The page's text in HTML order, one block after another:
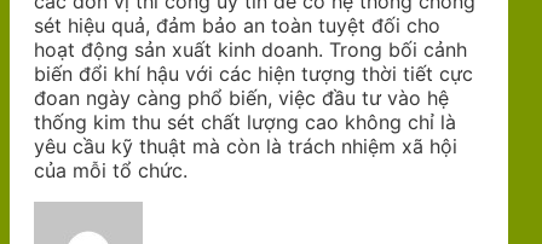
sét hiệu quả, đảm bảo an toàn tuyệt đối cho
hoạt động sản xuất kinh doanh. Trong bối cảnh
biến đổi khí hậu với các hiện tượng thời tiết cực
đoan ngày càng phổ biến, việc đầu tư vào hệ
thống kim thu sét chất lượng cao không chỉ là
yêu cầu kỹ thuật mà còn là trách nhiệm xã hội
của mỗi tổ chức.